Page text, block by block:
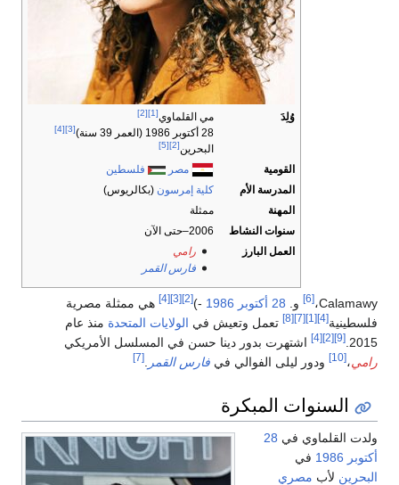
وُلِدَ مي القلماوي[1]
[2]
28 أكتوبر 1986 (العمر 39 سنة) [3]
[4]
البحرين[2]
[5]
القومية مصر
فلسطين
المدرسة الأم
كلية إمرسون (بكالريوس)
المهنة
ممثلة
سنوات النشاط
2006–حتى الآن
العمل البارز
رامي
فارس القمر
Calamawy،[6] و. 28 أكتوبر 1986
-)
[2]
[3]
[4]
هي ممثلة مصرية
فلسطينية[4]
[1]
[7]
[8] تعمل وتعيش في الولايات المتحدة منذ عام
2015.
[9]
[2]
[4]
اشتهرت بدور دينا حسن في المسلسل الأمريكي
رامي،[10] ودور ليلى الفوالي في فارس القمر .
[7]
السنوات المبكرة
ولدت القلماوي في 28
أكتوبر 1986 في
البحرين لأب مصري